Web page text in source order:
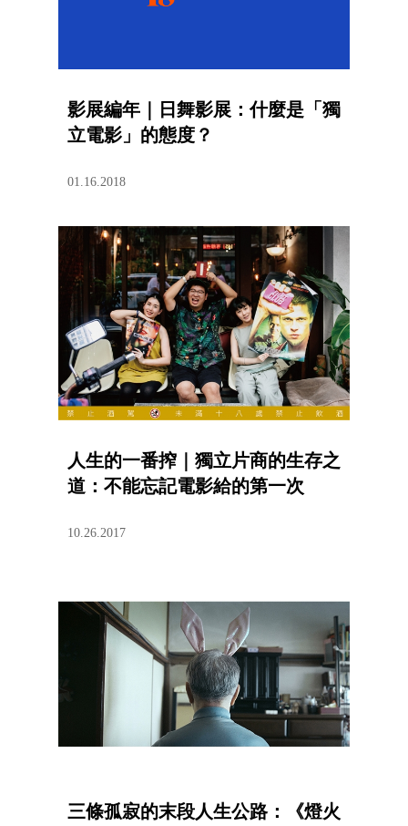
影展編年｜日舞影展：什麼是「獨
立電影」的態度？
01.16.2018
人生的一番搾｜獨立片商的生存之
道：不能忘記電影給的第一次
10.26.2017
三條孤寂的末段人生公路：《燈火